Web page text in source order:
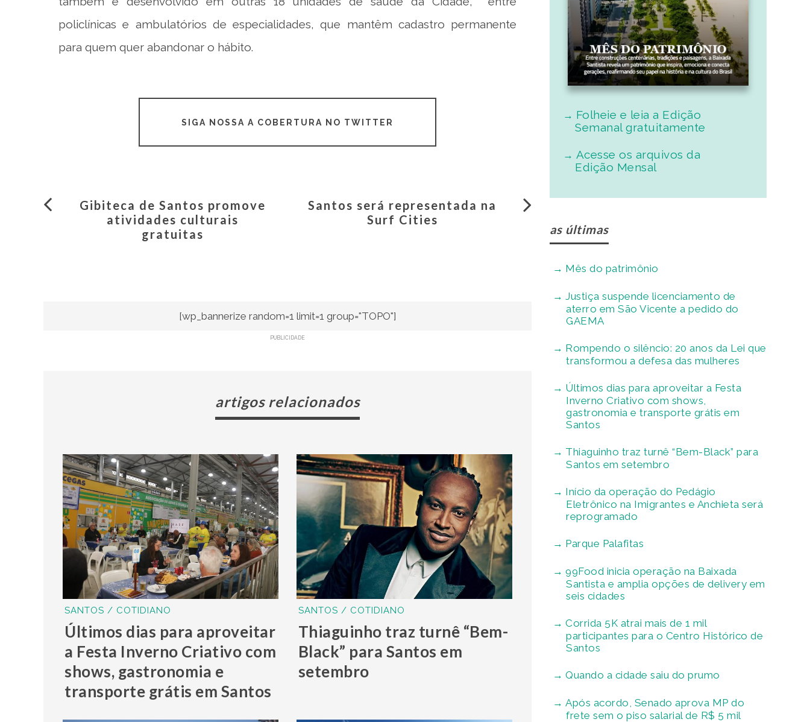
policlínicas e ambulatórios de especialidades, que mantêm cadastro permanente
para quem quer abandonar o hábito.
SIGA NOSSA A COBERTURA NO TWITTER
Gibiteca de Santos promove
atividades culturais
gratuitas
Santos será representada na
Surf Cities
[wp_bannerize random=1 limit=1 group="TOPO"]
PUBLICIDADE
artigos relacionados
SANTOS / COTIDIANO
Últimos dias para aproveitar
a Festa Inverno Criativo com
shows, gastronomia e
transporte grátis em Santos
SANTOS / COTIDIANO
Thiaguinho traz turnê “Bem-
Black” para Santos em
setembro
Folheie e leia a Edição
Semanal gratuitamente
Acesse os arquivos da
Edição Mensal
as últimas
Mês do patrimônio
Justiça suspende licenciamento de
aterro em São Vicente a pedido do
GAEMA
Rompendo o silêncio: 20 anos da Lei que
transformou a defesa das mulheres
Últimos dias para aproveitar a Festa
Inverno Criativo com shows,
gastronomia e transporte grátis em
Santos
Thiaguinho traz turnê “Bem-Black” para
Santos em setembro
Início da operação do Pedágio
Eletrônico na Imigrantes e Anchieta será
reprogramado
Parque Palafitas
99Food inicia operação na Baixada
Santista e amplia opções de delivery em
seis cidades
Corrida 5K atrai mais de 1 mil
participantes para o Centro Histórico de
Santos
Quando a cidade saiu do prumo
Após acordo, Senado aprova MP do
frete sem o piso salarial de R$ 5 mil